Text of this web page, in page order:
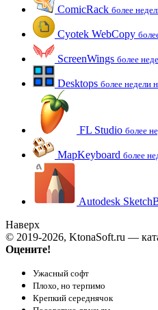
ComicRack более
Cyotek WebCopy
ScreenWings более
Desktops более недели
FL Studio более
MapKeyboard более
Autodesk
Наверх
© 2019-2026, KtonaSoft.ru —
Оцените!
Ужасный софт
Плохо, но терпимо
Крепкий середнячок